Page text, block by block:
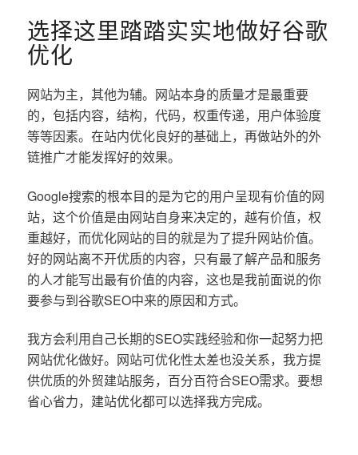
选择这里踏踏实实地做好谷歌
优化
网站为主，其他为辅。网站本身的质量才是最重要
的，包括内容，结构，代码，权重传递，用户体验度
等等因素。在站内优化良好的基础上，再做站外的外
链推广才能发挥好的效果。
Google搜索的根本目的是为它的用户呈现有价值的网
站，这个价值是由网站自身来决定的，越有价值，权
重越好，而优化网站的目的就是为了提升网站价值。
好的网站离不开优质的内容，只有最了解产品和服务
的人才能写出最有价值的内容，这也是我前面说的你
要参与到谷歌SEO中来的原因和方式。
我方会利用自己长期的SEO实践经验和你一起努力把
网站优化做好。网站可优化性太差也没关系，我方提
供优质的外贸建站服务，百分百符合SEO需求。要想
省心省力，建站优化都可以选择我方完成。